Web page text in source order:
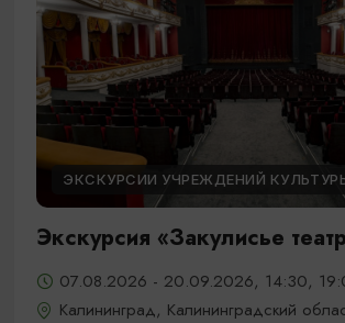
ЭКСКУРСИИ УЧРЕЖДЕНИЙ
Экскурсия «Закулисье
07.08.2026 - 20.09.2026, 14:30,
Калининград, Калининградский